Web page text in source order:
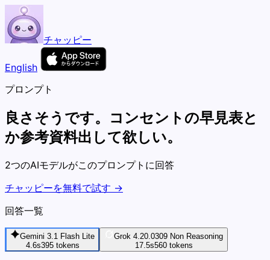
チャッピー
English
プロンプト
良さそうです。コンセントの早見表と
か参考資料出して欲しい。
2つのAIモデルがこのプロンプトに回答
チャッピーを無料で試す →
回答一覧
Gemini 3.1 Flash Lite
4.6s395tokens
Grok 4.20.0309 Non Reasoning
17.5s560tokens